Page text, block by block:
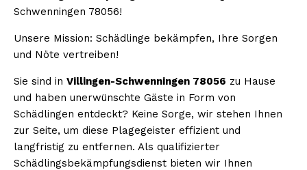
Schwenningen 78056!
Unsere Mission: Schädlinge bekämpfen, Ihre Sorgen
und Nöte vertreiben!
Sie sind in Villingen-Schwenningen 78056 zu Hause
und haben unerwünschte Gäste in Form von
Schädlingen entdeckt? Keine Sorge, wir stehen Ihnen
zur Seite, um diese Plagegeister effizient und
langfristig zu entfernen. Als qualifizierter
Schädlingsbekämpfungsdienst bieten wir Ihnen